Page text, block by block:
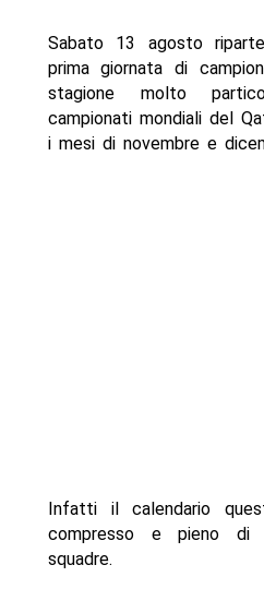
Sabato 13 agosto
prima giornata di
stagione molto
campionati mondiali del
i mesi di novembre e
Infatti il calendario
compresso e pieno di
squadre.